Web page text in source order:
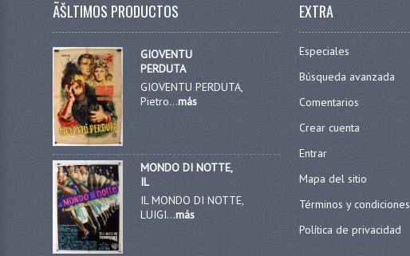
ÃŠLTIMOS PRODUCTOS
GIOVENTU
PERDUTA
GIOVENTU PERDUTA,
Pietro...más
MONDO DI NOTTE,
IL
IL MONDO DI NOTTE,
LUIGI...más
EXTRA
Especiales
Búsqueda avanzada
Comentarios
Crear cuenta
Entrar
Mapa del sitio
Términos y condiciones
Política de privacidad